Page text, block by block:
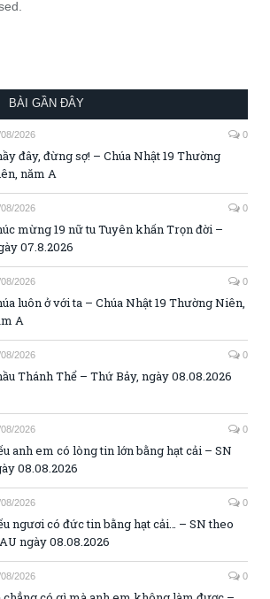
BÀI GẦN ĐÂY
2026 0
đây, đừng sợ! – Chúa Nhật 19 Thường
năm A
2026 0
mừng 19 nữ tu Tuyên khấn Trọn đời –
07.8.2026
2026 0
luôn ở với ta – Chúa Nhật 19 Thường Niên,
A
2026 0
Thánh Thể – Thứ Bảy, ngày 08.08.2026
2026 0
anh em có lòng tin lớn bằng hạt cải – SN
08.08.2026
2026 0
ngươi có đức tin bằng hạt cải… – SN theo
ngày 08.08.2026
2026 0